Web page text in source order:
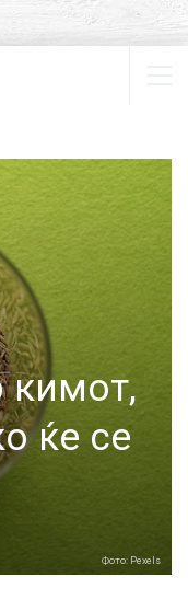
кимот,
ќе се
Фото: Pexels